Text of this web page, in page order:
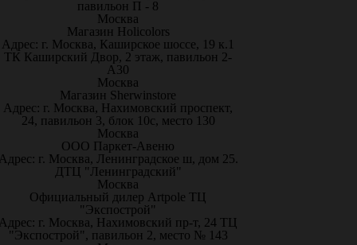
павильон П - 8
Москва
Магазин Holicolors
Адрес: г. Москва, Каширское шоссе, 19 к.1
ТК Каширский Двор, 2 этаж, павильон 2-
А30
Москва
Магазин Sherwinstore
Адрес: г. Москва, Нахимовский проспект,
24, павильон 3, блок 10с, место 130
Москва
ООО Паркет-Авeню
г. Москва, Ленинградское ш, дом 25.
ДТЦ "Ленинградский"
Москва
Официальный дилер Artpole ТЦ
"Экспострой"
г. Москва, Нахимовский пр-т, 24 ТЦ
"Экспострой", павильон 2, место № 143